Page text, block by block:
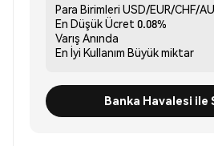
Para Birimleri USD/EUR/CHF/
En Düşük Ücret 0.08%
Varış Anında
En İyi Kullanım Büyük miktar
Banka Havalesi ile